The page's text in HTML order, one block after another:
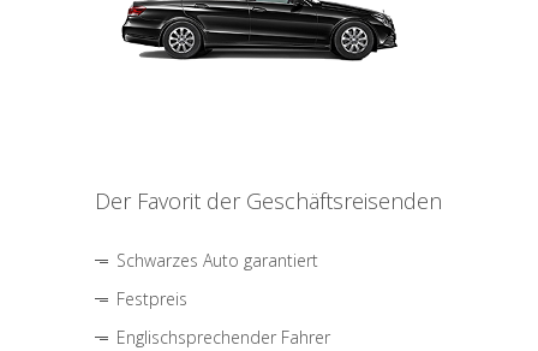
Der Favorit der Geschäftsreisenden
Schwarzes Auto garantiert
Festpreis
Englischsprechender Fahrer